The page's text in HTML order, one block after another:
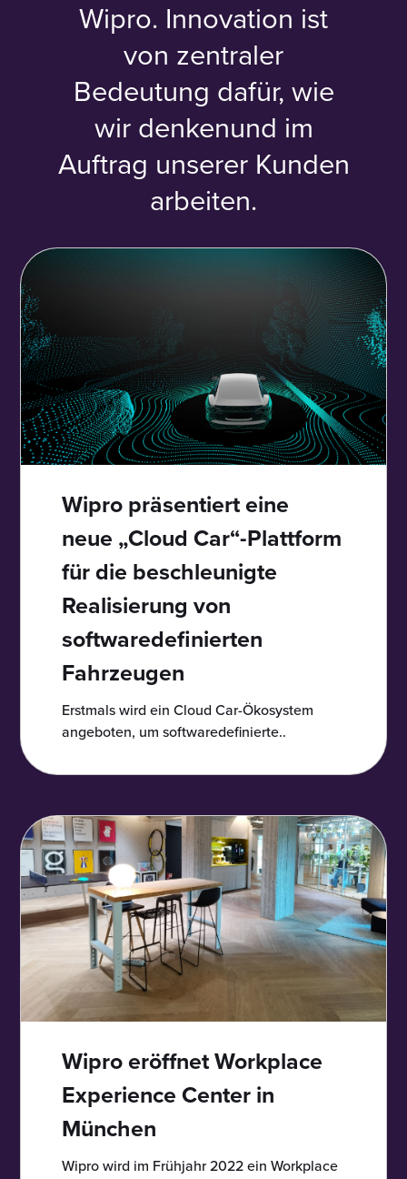
Wipro. Innovation ist
von zentraler
Bedeutung dafür, wie
wir denkenund im
Auftrag unserer Kunden
arbeiten.
Wipro präsentiert eine
neue „Cloud Car“-Plattform
für die beschleunigte
Realisierung von
softwaredefinierten
Fahrzeugen
Erstmals wird ein Cloud Car-Ökosystem
angeboten, um softwaredefinierte..
Wipro eröffnet Workplace
Experience Center in
München
Wipro wird im Frühjahr 2022 ein Workplace